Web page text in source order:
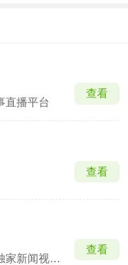
直播平台
查看
查看
实时热点头条资讯，独家新闻视频跟贴
查看